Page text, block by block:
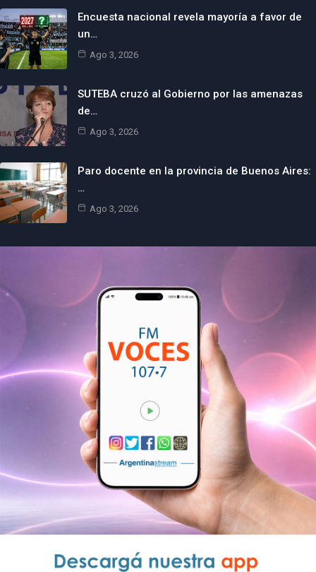
Encuesta nacional revela mayoría a favor de
un…
Ago 3, 2026
SUTEBA cruzó al Gobierno por las amenazas
de…
Ago 3, 2026
Paro docente en la provincia de Buenos Aires:
…
Ago 3, 2026